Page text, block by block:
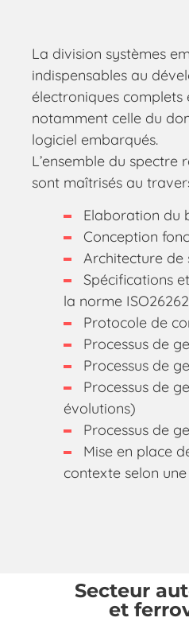
La division systèmes
indispensables au
électroniques
notamment celle du
logiciel embarqués.
L’ensemble du
sont maîtrisés au
Elaboration du
Conception
Architecture de
Spécifications
la norme
Protocole de
Processus de
Processus de
Processus de
évolutions)
Processus de
Mise en place
contexte selon
Secteur
et